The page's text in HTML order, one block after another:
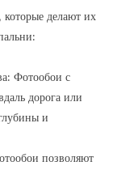
делают их
Фотообои с
дорога или
и
позволяют